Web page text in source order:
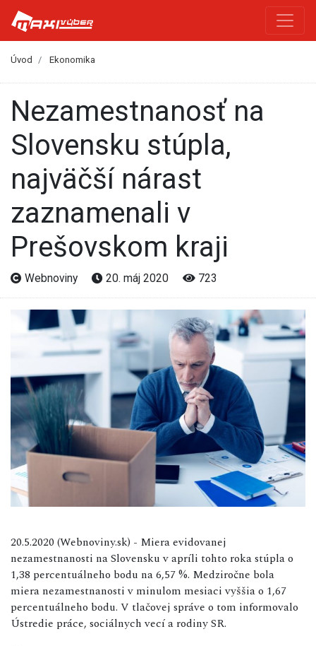
Úvod Ekonomika
Nezamestnanosť na
Slovensku stúpla,
najväčší nárast
zaznamenali v
Prešovskom kraji
Webnoviny 20. máj 2020 723
20.5.2020 (Webnoviny.sk) - Miera evidovanej
nezamestnanosti na Slovensku v apríli tohto roka stúpla o
1,38 percentuálneho bodu na 6,57 %. Medziročne bola
miera nezamestnanosti v minulom mesiaci vyššia o 1,67
percentuálneho bodu. V tlačovej správe o tom informovalo
Ústredie práce, sociálnych vecí a rodiny SR.